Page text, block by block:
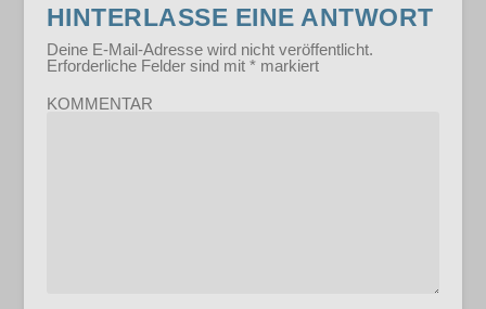
HINTERLASSE EINE ANTWORT
Deine E-Mail-Adresse wird nicht veröffentlicht.
Erforderliche Felder sind mit *markiert
KOMMENTAR